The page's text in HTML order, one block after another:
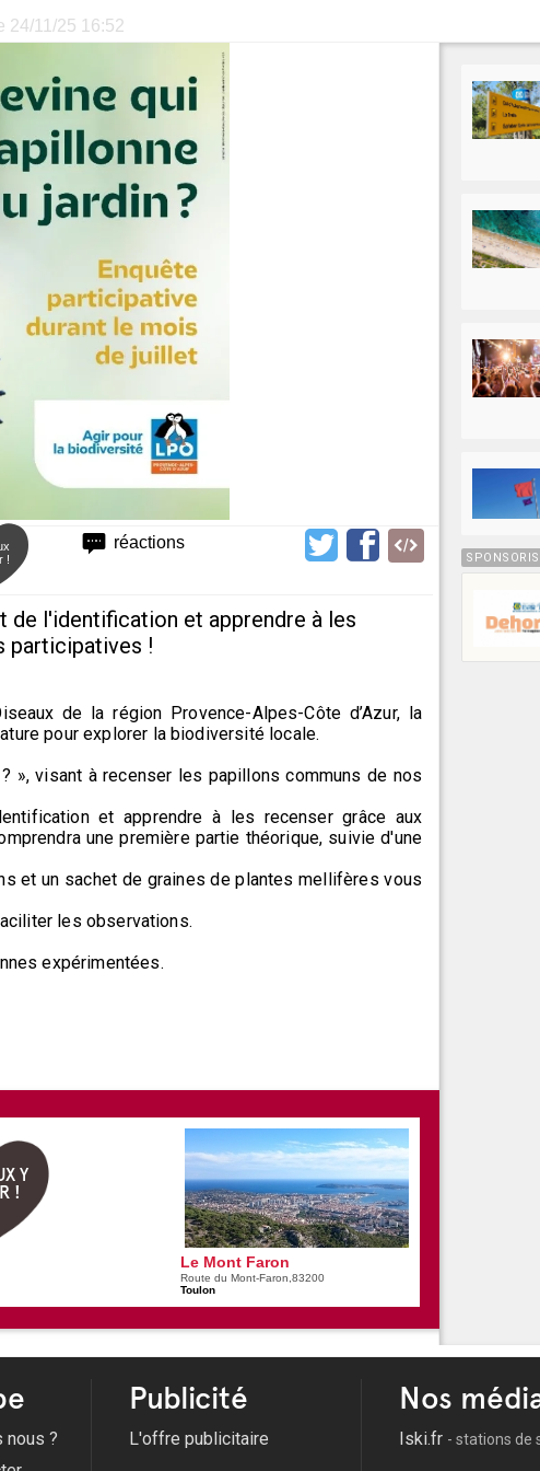
24/11/25 16:52
réactions
!
de l'identification et apprendre à les
participatives !
de la région Provence-Alpes-Côte d’Azur, la
pour explorer la biodiversité locale.
», visant à recenser les papillons communs de nos
et apprendre à les recenser grâce aux
une première partie théorique, suivie d'une
et un sachet de graines de plantes mellifères vous
les observations.
expérimentées.
Y
!
Le Mont Faron
Route du Mont-Faron,83200
Toulon
nous ?
Publicité
L'offre publicitaire
Nos
Iski.fr - stations de